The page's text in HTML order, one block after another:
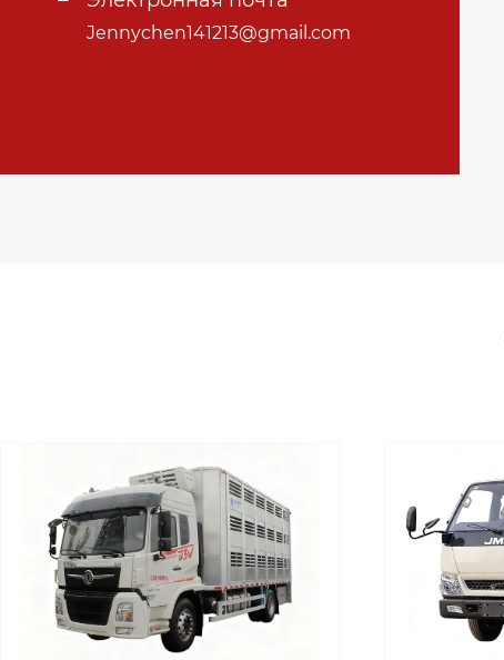
Jennychen141213@gmail.com